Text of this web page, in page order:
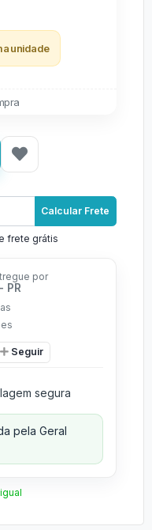
unidade
Calcular Frete
frete grátis
por
- PR
Seguir
segura
pela Geral